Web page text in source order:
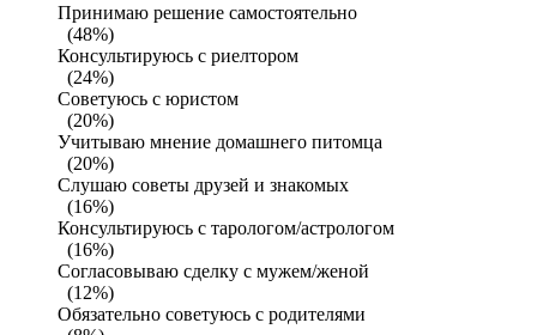
Принимаю решение самостоятельно
(48%)
Консультируюсь с риелтором
(24%)
Советуюсь с юристом
(20%)
Учитываю мнение домашнего питомца
(20%)
Слушаю советы друзей и знакомых
(16%)
Консультируюсь с тарологом/астрологом
(16%)
Согласовываю сделку с мужем/женой
(12%)
Обязательно советуюсь с родителями